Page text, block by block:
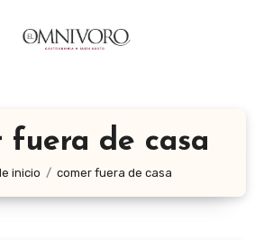
fuera de casa
inicio comer fuera de casa